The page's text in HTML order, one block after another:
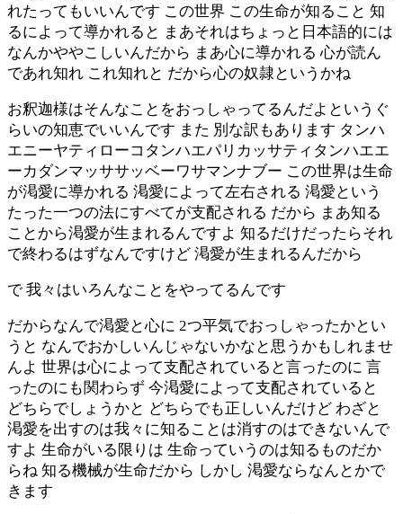
れたってもいいんです この世界 この生命が知ること 知
るによって導かれると まあそれはちょっと日本語的には
なんかややこしいんだから まあ心に導かれる 心が読ん
であれ知れ これ知れと だから心の奴隷というかね
お釈迦様はそんなことをおっしゃってるんだよというぐ
らいの知恵でいいんです また 別な訳もあります タンハ
エニーヤティローコタンハエパリカッサティタンハエエ
ーカダンマッササッベーワサマンナブー この世界は生命
が渇愛に導かれる 渇愛によって左右される 渇愛という
たった一つの法にすべてが支配される だから まあ知る
ことから渇愛が生まれるんですよ 知るだけだったらそれ
で終わるはずなんですけど 渇愛が生まれるんだから
で 我々はいろんなことをやってるんです
だからなんで渇愛と心に 2つ平気でおっしゃったかとい
うと なんでおかしいんじゃないかなと思うかもしれませ
んよ 世界は心によって支配されていると言ったのに 言
ったのにも関わらず 今渇愛によって支配されていると
どちらでしょうかと どちらでも正しいんだけど わざと
渇愛を出すのは我々に知ることは消すのはできないんで
すよ 生命がいる限りは 生命っていうのは知るものだか
らね 知る機械が生命だから しかし 渇愛ならなんとかで
きます